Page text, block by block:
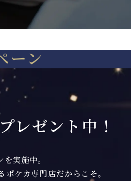
ーン
レゼント中！
実施中。
ケカ専門店だからこそ。